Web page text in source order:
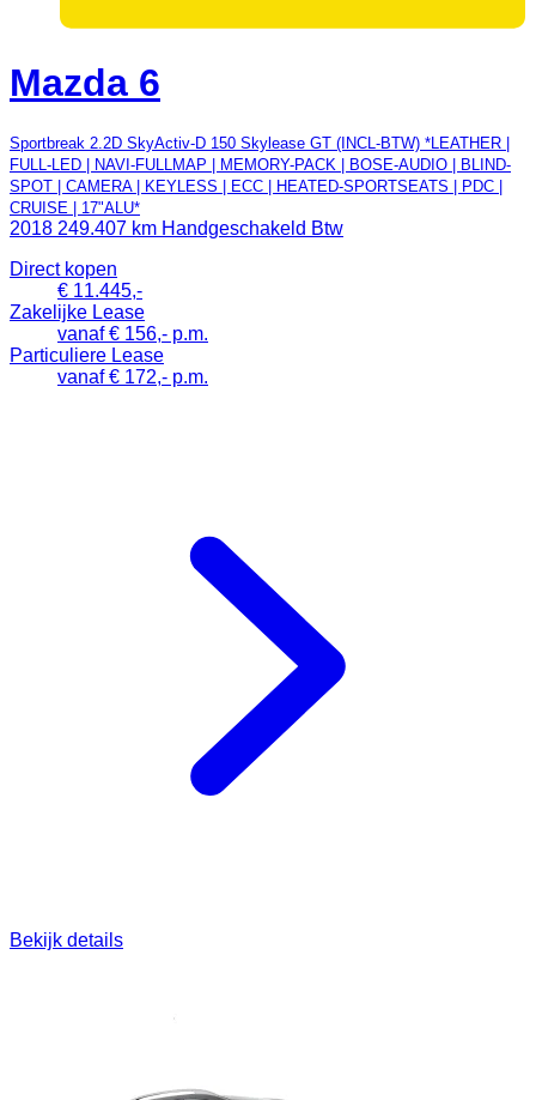
Mazda 6
Sportbreak 2.2D SkyActiv-D 150 Skylease GT (INCL-BTW) *LEATHER |
FULL-LED | NAVI-FULLMAP | MEMORY-PACK | BOSE-AUDIO | BLIND-
SPOT | CAMERA | KEYLESS | ECC | HEATED-SPORTSEATS | PDC |
CRUISE | 17"ALU*
2018 249.407 km Handgeschakeld Btw
Direct kopen
€ 11.445,-
Zakelijke Lease
vanaf € 156,- p.m.
Particuliere Lease
vanaf € 172,- p.m.
Bekijk details